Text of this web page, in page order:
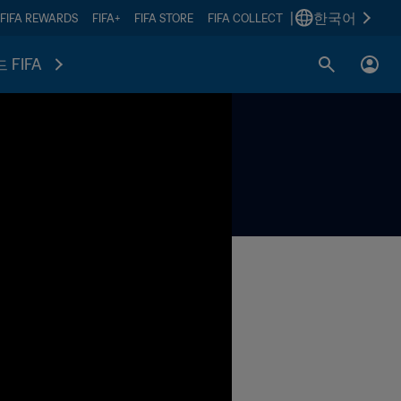
FIFA REWARDS FIFA+ FIFA STORE FIFA COLLECT 한국어
FIFA